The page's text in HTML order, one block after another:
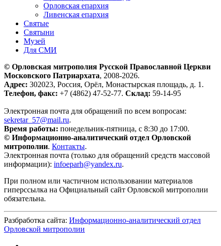
Орловская епархия
Ливенская епархия
Святые
Святыни
Музей
Для СМИ
© Орловская митрополия Русской Православной Церкви
Московского Патриархата, 2008-2026.
Адрес: 302023, Россия, Орёл, Монастырская площадь, д. 1.
Телефон, факс: +7 (4862) 47-52-77. Склад: 59-14-95
Электронная почта для обращений по всем вопросам:
sekretar_57@mail.ru.
Время работы: понедельник-пятница, с 8:30 до 17:00.
© Информационно-аналитический отдел Орловской
митрополии. Контакты.
Электронная почта (только для обращений средств массовой
информации): infoeparh@yandex.ru.
При полном или частичном использовании материалов
гиперссылка на Официальный сайт Орловской митрополии
обязательна.
Разбработка сайта: Информационно-аналитический отдел
Орловской митрополии